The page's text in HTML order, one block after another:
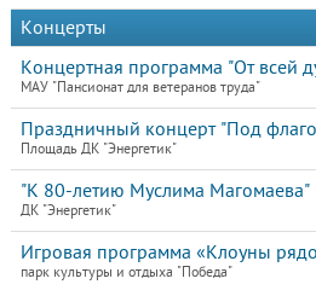
Концерты
Концертная программа "От всей
МАУ "Пансионат для ветеранов труда"
Праздничный концерт "Под
Площадь ДК "Энергетик"
"К 80-летию Муслима Магомаева"
ДК "Энергетик"
Игровая программа «Клоуны
парк культуры и отдыха "Победа"